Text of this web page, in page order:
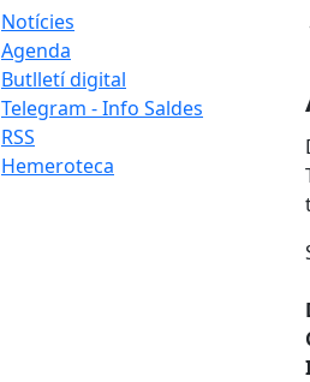
Notícies
Agenda
Butlletí digital
Telegram - Info Saldes
RSS
Hemeroteca